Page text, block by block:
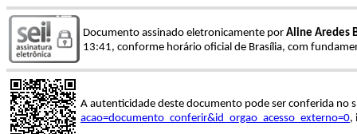
Documento assinado eletronicamente por Aline Aredes
13:41, conforme horário oficial de Brasília, com
A autenticidade deste documento pode ser conferida no
acao=documento_conferir&id_orgao_acesso_externo=0,